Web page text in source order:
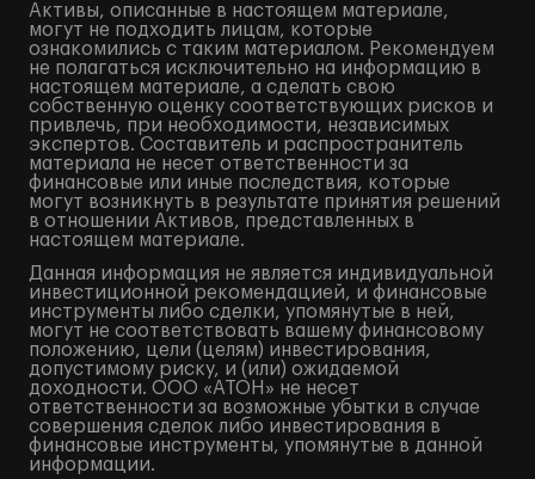
Активы, описанные в настоящем материале,
могут не подходить лицам, которые
ознакомились с таким материалом. Рекомендуем
не полагаться исключительно на информацию в
настоящем материале, а сделать свою
собственную оценку соответствующих рисков и
привлечь, при необходимости, независимых
экспертов. Составитель и распространитель
материала не несет ответственности за
финансовые или иные последствия, которые
могут возникнуть в результате принятия решений
в отношении Активов, представленных в
настоящем материале.
Данная информация не является индивидуальной
инвестиционной рекомендацией, и финансовые
инструменты либо сделки, упомянутые в ней,
могут не соответствовать вашему финансовому
положению, цели (целям) инвестирования,
допустимому риску, и (или) ожидаемой
доходности. ООО «АТОН» не несет
ответственности за возможные убытки в случае
совершения сделок либо инвестирования в
финансовые инструменты, упомянутые в данной
информации.